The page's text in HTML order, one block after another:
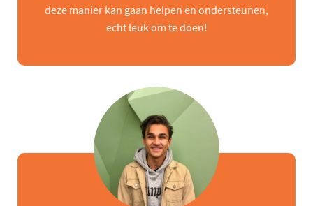
deze manier kan gaan helpen en ondersteunen,
echt leuk om te doen!